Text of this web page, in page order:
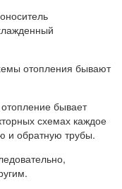
отопления бывают
бывает
схемах каждое
и обратную трубы.